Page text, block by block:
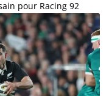
pour Racing 92